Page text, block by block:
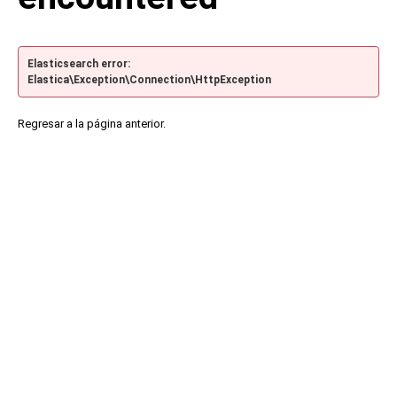
Elasticsearch error:
Elastica\Exception\Connection\HttpException
Regresar a la página anterior.